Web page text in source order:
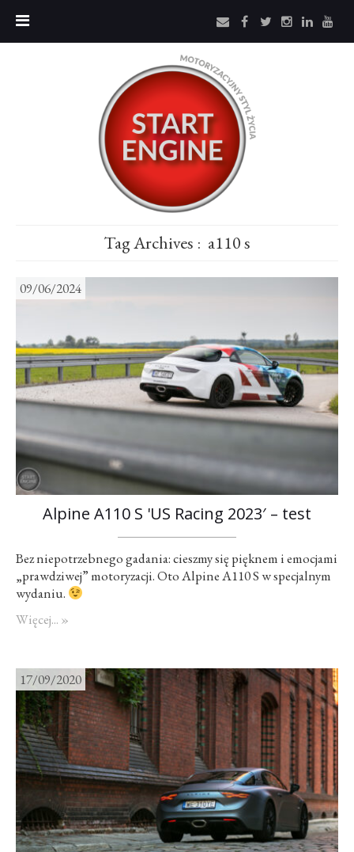
Tag Archives : a110 s
09/06/2024
Alpine A110 S 'US Racing 2023′ – test
Bez niepotrzebnego gadania: cieszmy się pięknem i emocjami
„prawdziwej” motoryzacji. Oto Alpine A110 S w specjalnym
wydaniu.
Więcej... »
17/09/2020